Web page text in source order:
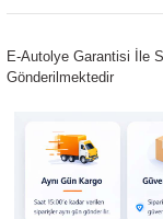
E-Autolye Garantisi İle
Gönderilmektedir